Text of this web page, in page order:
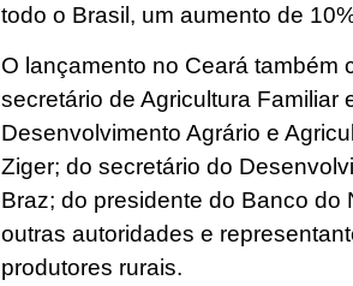
todo o Brasil, um aumento de
O lançamento no Ceará também
secretário de Agricultura Familiar
Desenvolvimento Agrário e
Ziger; do secretário do
Braz; do presidente do Banco do
outras autoridades e
produtores rurais.